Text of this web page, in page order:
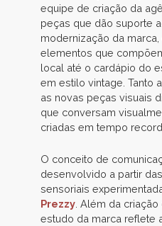
equipe de criação da
peças que dão suporte
modernização da
elementos que
local até o cardápio do
em estilo vintage. Tanto
as novas peças visuais
que conversam
criadas em tempo
O conceito de
desenvolvido a partir
sensoriais
Prezzy . Além da
estudo da marca reflete